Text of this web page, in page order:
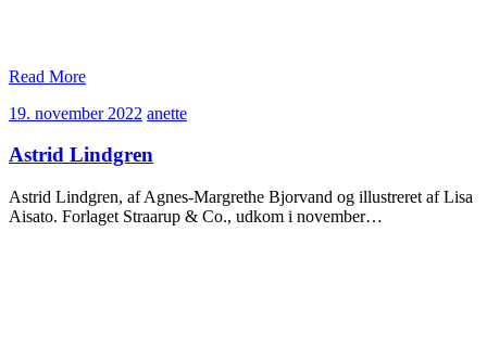
Read More
19. november 2022 19.
2022
anetteanette
Astrid Lindgren
Astrid Lindgren, af Agnes-Margrethe Bjorvand og illustreret af Lisa
Aisato. Forlaget Straarup & Co., udkom i november…